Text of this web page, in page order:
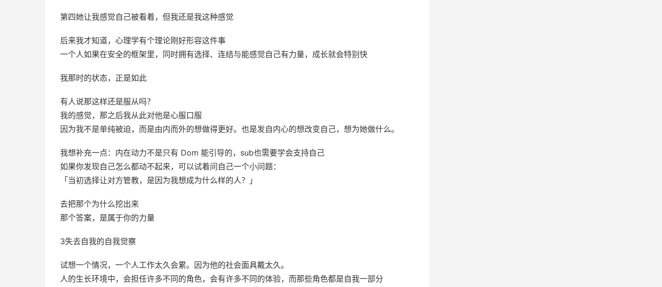
第四她让我感觉自己被看着，但我还是我这种感觉
后来我才知道，心理学有个理论刚好形容这件事
一个人如果在安全的框架里，同时拥有选择、连结与能感觉自己有力量，成长就会特别快
我那时的状态，正是如此
有人说那这样还是服从吗？
我的感觉，那之后我从此对他是心服口服
因为我不是单纯被迫，而是由内而外的想做得更好。也是发自内心的想改变自己，想为她做什么。
我想补充一点：内在动力不是只有 Dom 能引导的，sub也需要学会支持自己
如果你发现自己怎么都动不起来，可以试着问自己一个小问题：
「当初选择让对方管教，是因为我想成为什么样的人？」
去把那个为什么挖出来
那个答案，是属于你的力量
3失去自我的自我觉察
试想一个情况，一个人工作太久会累。因为他的社会面具戴太久。
人的生长环境中，会担任许多不同的角色，会有许多不同的体验，而那些角色都是自我一部分